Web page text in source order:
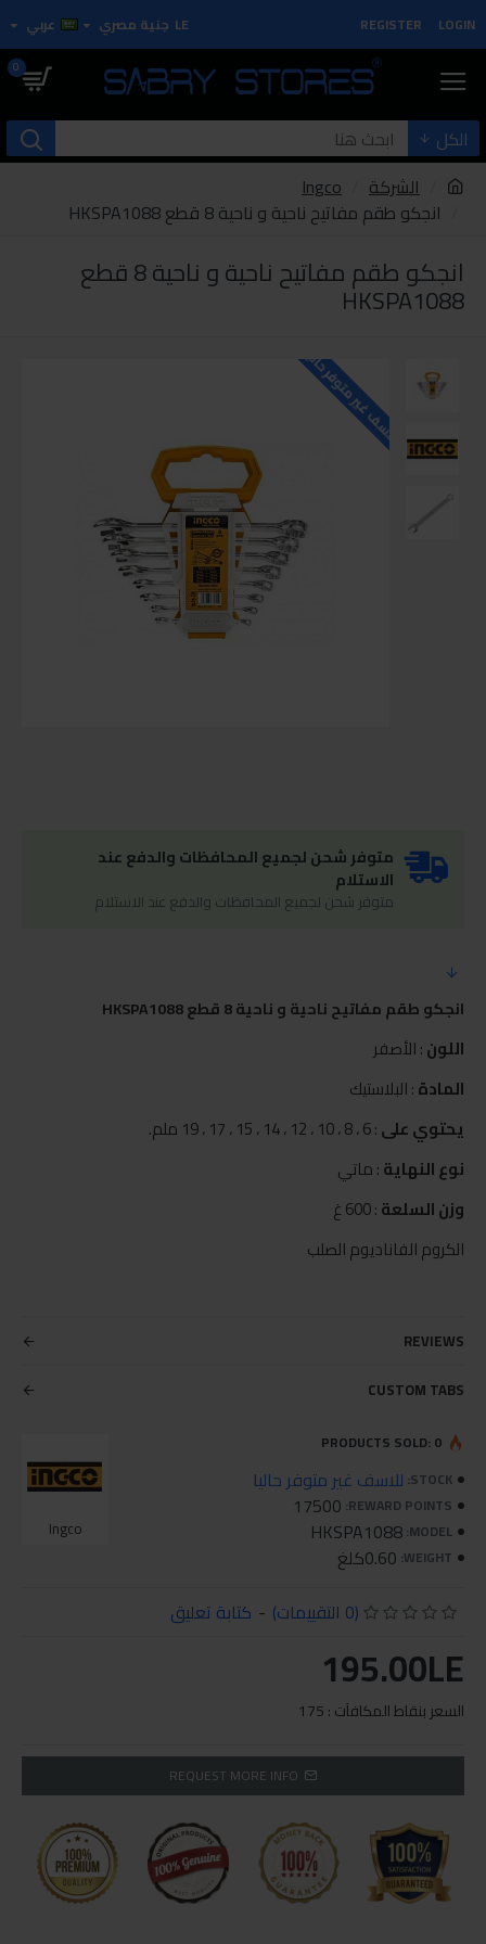
LOGIN
REGISTER
LE جنية مصري عربي
0
الكل
الشركة
Ingco
انجكو طقم مفاتيح ناحية و ناحية 8 قطع HKSPA1088
انجكو طقم مفاتيح ناحية و ناحية 8 قطع
HKSPA1088
للاسف غير متوفر حاليا
متوفر شحن لجميع المحافظات والدفع عند
الاستلام
متوفر شحن لجميع المحافظات والدفع عند الاستلام
انجكو طقم مفاتيح ناحية و ناحية 8 قطع HKSPA1088
اللون: الأصفر
المادة: البلاستيك
يحتوي على: 6 ، 8 ، 10 ، 12 ، 14 ، 15 ، 17 ، 19 ملم.
نوع النهاية: ماتي
وزن السلعة: 600 غ
الكروم الفاناديوم الصلب
REVIEWS
CUSTOM TABS
STOCK: للاسف غير متوفر حاليا
REWARD POINTS:
17500
MODEL:
HKSPA1088
WEIGHT: 0.60كلغ
Ingco
PRODUCTS SOLD: 0
(0 التقييمات) - كتابة تعليق
195.00LE
السعر بنقاط المكافآت : 175
REQUEST MORE INFO